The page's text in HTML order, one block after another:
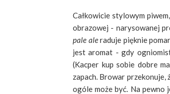
Całkowicie stylowym
obrazowej - narysowanej
pale aleraduje pięknie
jest aromat - gdy
(Kacper kup sobie dobre
zapach. Browar przekonuje,
ogóle może być. Na pewno